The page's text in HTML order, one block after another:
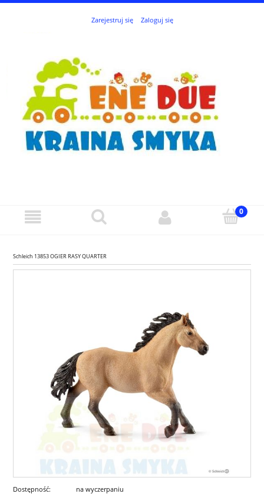
Zarejestruj się Zaloguj się
Schleich 13853 OGIER RASY QUARTER
Dostępność:
na wyczerpaniu